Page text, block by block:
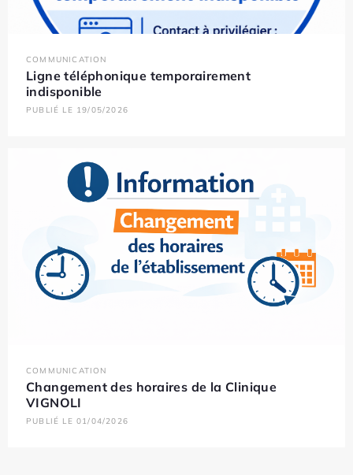
COMMUNICATION
Ligne téléphonique temporairement
indisponible
PUBLIÉ LE 19/05/2026
COMMUNICATION
Changement des horaires de la Clinique
VIGNOLI
PUBLIÉ LE 01/04/2026